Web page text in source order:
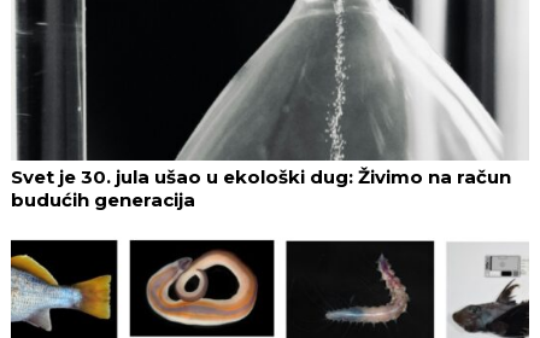
Svet je 30. jula ušao u ekološki dug: Živimo na račun
budućih generacija